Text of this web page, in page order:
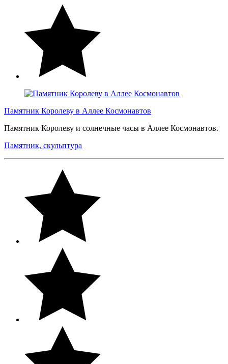
Памятник Королеву в Аллее Космонавтов
Памятник Королеву и солнечные часы в Аллее Космонавтов.
Памятник, скульптура